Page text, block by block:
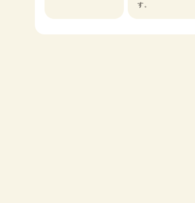
す。